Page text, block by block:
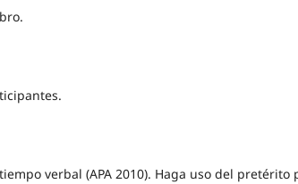
verbal (APA 2010). Haga uso del